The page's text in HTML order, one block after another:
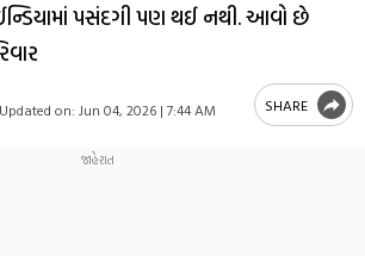
પસંદગી પણ થઈ નથી. આવો છે
Updated on: Jun 04, 2026 | 7:44 AM SHARE